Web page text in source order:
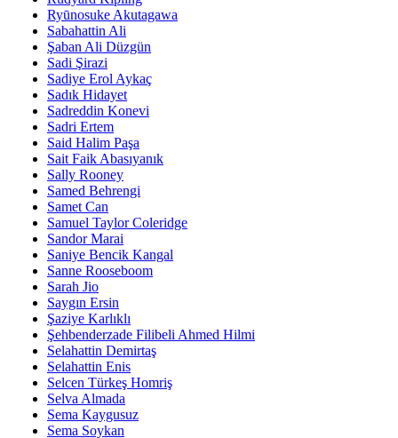
Ryūnosuke Akutagawa
Sabahattin Ali
Şaban Ali Düzgün
Sadi Şirazi
Sadiye Erol Aykaç
Sadık Hidayet
Sadreddin Konevi
Sadri Ertem
Said Halim Paşa
Sait Faik Abasıyanık
Sally Rooney
Samed Behrengi
Samet Can
Samuel Taylor Coleridge
Sandor Marai
Saniye Bencik Kangal
Sanne Rooseboom
Sarah Jio
Saygın Ersin
Şaziye Karlıklı
Şehbenderzade Filibeli Ahmed Hilmi
Selahattin Demirtaş
Selahattin Enis
Selcen Türkeş Homriş
Selva Almada
Sema Kaygusuz
Sema Soykan